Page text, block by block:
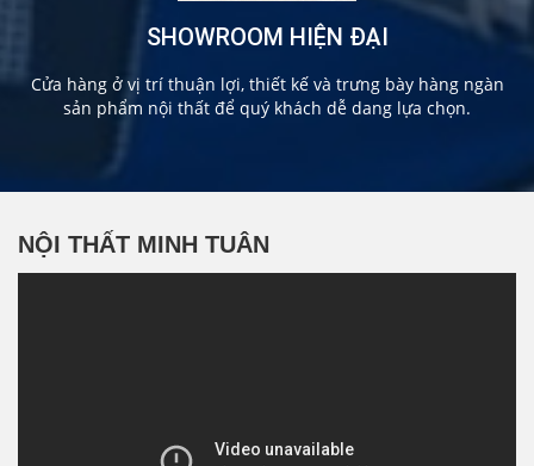
SHOWROOM HIỆN ĐẠI
Cửa hàng ở vị trí thuận lợi, thiết kế và trưng bày hàng ngàn
sản phẩm nội thất để quý khách dễ dang lựa chọn.
NỘI THẤT MINH TUÂN